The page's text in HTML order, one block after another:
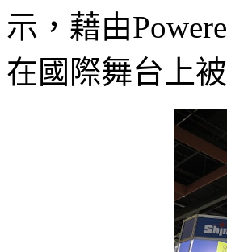
示，藉由
在國際舞台上